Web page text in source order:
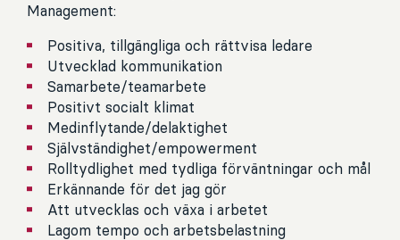
Management:
Positiva, tillgängliga och rättvisa ledare
Utvecklad kommunikation
Samarbete/teamarbete
Positivt socialt klimat
Medinflytande/delaktighet
Självständighet/empowerment
Rolltydlighet med tydliga förväntningar och mål
Erkännande för det jag gör
Att utvecklas och växa i arbetet
Lagom tempo och arbetsbelastning